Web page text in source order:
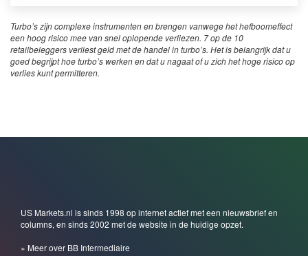
Turbo’s zijn complexe instrumenten en brengen vanwege het hefboomeffect
een hoog risico mee van snel oplopende verliezen. 7 op de 10
retailbeleggers verliest geld met de handel in turbo’s. Het is belangrijk dat u
goed begrijpt hoe turbo’s werken en dat u nagaat of u zich het hoge risico op
verlies kunt permitteren.
US Markets.nl is sinds 1998 op internet actief met een nieuwsbrief en
columns, en sinds 2002 met de website in de huidige opzet.
» Meer over BB Intermediaire